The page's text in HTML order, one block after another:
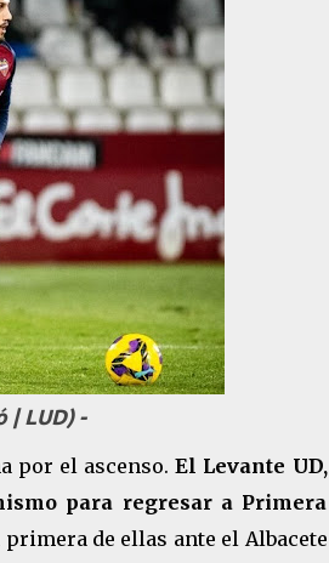
| LUD) -
por el ascenso.El Levante UD,
para regresar a Primera
de ellas ante el Albacete